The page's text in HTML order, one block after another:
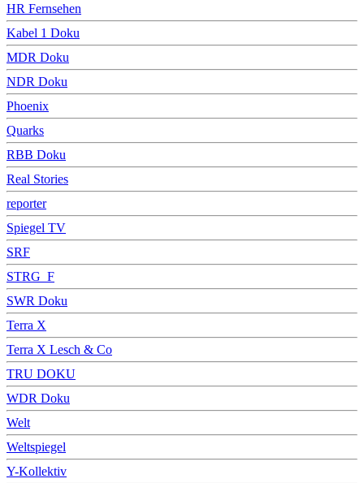
HR Fernsehen
Kabel 1 Doku
MDR Doku
NDR Doku
Phoenix
Quarks
RBB Doku
Real Stories
reporter
Spiegel TV
SRF
STRG_F
SWR Doku
Terra X
Terra X Lesch & Co
TRU DOKU
WDR Doku
Welt
Weltspiegel
Y-Kollektiv